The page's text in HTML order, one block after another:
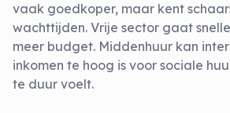
vaak goedkoper, maar kent
wachttijden. Vrije sector gaat
meer budget. Middenhuur kan
inkomen te hoog is voor sociale
te duur voelt.